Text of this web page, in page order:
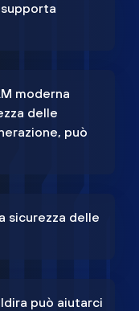
moderna
delle
può
sicurezza delle
può aiutarci